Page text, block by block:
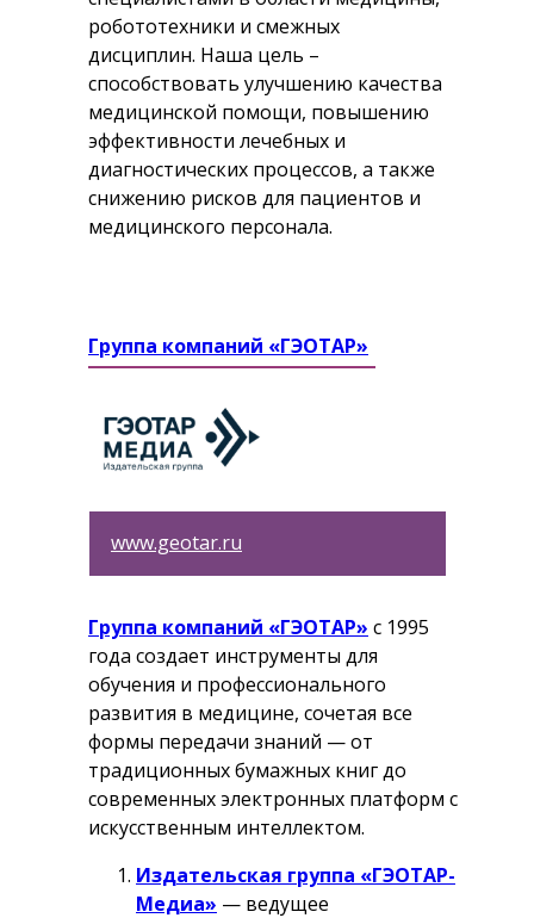
робототехники и смежных
дисциплин. Наша цель –
способствовать улучшению качества
медицинской помощи, повышению
эффективности лечебных и
диагностических процессов, а также
снижению рисков для пациентов и
медицинского персонала.
Группа компаний «ГЭОТАР» с 1995
года создает инструменты для
обучения и профессионального
развития в медицине, сочетая все
формы передачи знаний — от
традиционных бумажных книг до
современных электронных платформ с
искусственным интеллектом.
Издательская группа «ГЭОТАР-
Медиа» — ведущее
Группа компаний «ГЭОТАР»
www.geotar.ru